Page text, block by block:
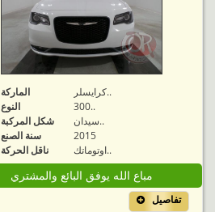
الماركة
كرايسلر..
النوع
300..
شكل المركبة
سيدان..
سنة الصنع
2015
ناقل الحركة
اوتوماتك..
مباع الله يوفق البائع والمشتري
تفاصيل